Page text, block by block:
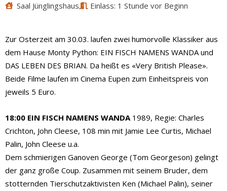
Saal Jünglingshaus
Einlass: 1 Stunde vor Beginn
Zur Osterzeit am 30.03. laufen zwei humorvolle Klassiker aus
dem Hause Monty Python: EIN FISCH NAMENS WANDA und
DAS LEBEN DES BRIAN. Da heißt es «Very British Please».
Beide Filme laufen im Cinema Eupen zum Einheitspreis von
jeweils 5 Euro.
18:00 EIN FISCH NAMENS WANDA1989, Regie: Charles
Crichton, John Cleese, 108 min mit Jamie Lee Curtis, Michael
Palin, John Cleese u.a.
Dem schmierigen Ganoven George (Tom Georgeson) gelingt
der ganz große Coup. Zusammen mit seinem Bruder, dem
stotternden Tierschutzaktivisten Ken (Michael Palin), seiner